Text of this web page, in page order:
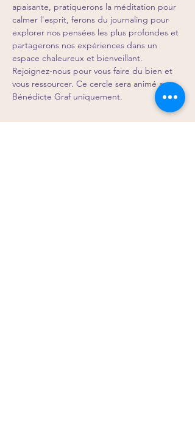
apaisante, pratiquerons la méditation pour
calmer l'esprit, ferons du journaling pour
explorer nos pensées les plus profondes et
partagerons nos expériences dans un
espace chaleureux et bienveillant.
Rejoignez-nous pour vous faire du bien et
vous ressourcer. Ce cercle sera animé avec
Bénédicte Graf uniquement.